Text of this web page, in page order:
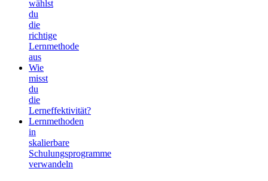
wählst
du
die
richtige
Lernmethode
aus
Wie
misst
du
die
Lerneffektivität?
Lernmethoden
in
skalierbare
Schulungsprogramme
verwandeln